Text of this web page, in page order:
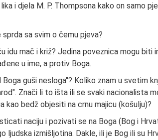
i djela M. P. Thompsona kako on samo
sprda sa svim o čemu pjeva?
idu mač i križ? Jedina poveznica mogu
u ime, a protiv Boga.
Boga guši nesloga"? Koliko znam u svetim
Znači li to išta ili se svaki nacionalista
kao bedž objesiti na crnu majicu (košulju)?
naciju i pozivati se na Boga (Bog i
ljudska izmišljotina. Dakle, ili je Bog ili su